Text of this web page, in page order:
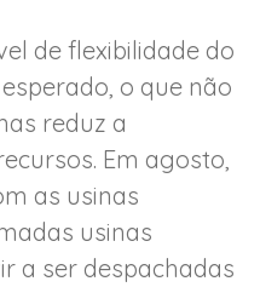
de flexibilidade do
o que não
reduz a
Em agosto,
as usinas
usinas
a ser despachadas